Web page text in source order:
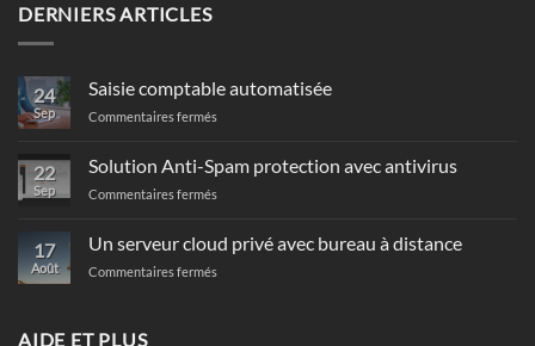
DERNIERS ARTICLES
24
Sep
Saisie comptable automatisée
Commentaires fermés
automatisée
22
Sep
Solution Anti-Spam protection avec antivirus
Commentaires fermés
Spam
protection
17
Août
Un serveur cloud privé avec bureau à distance
Commentaires fermés
AIDE ET PLUS